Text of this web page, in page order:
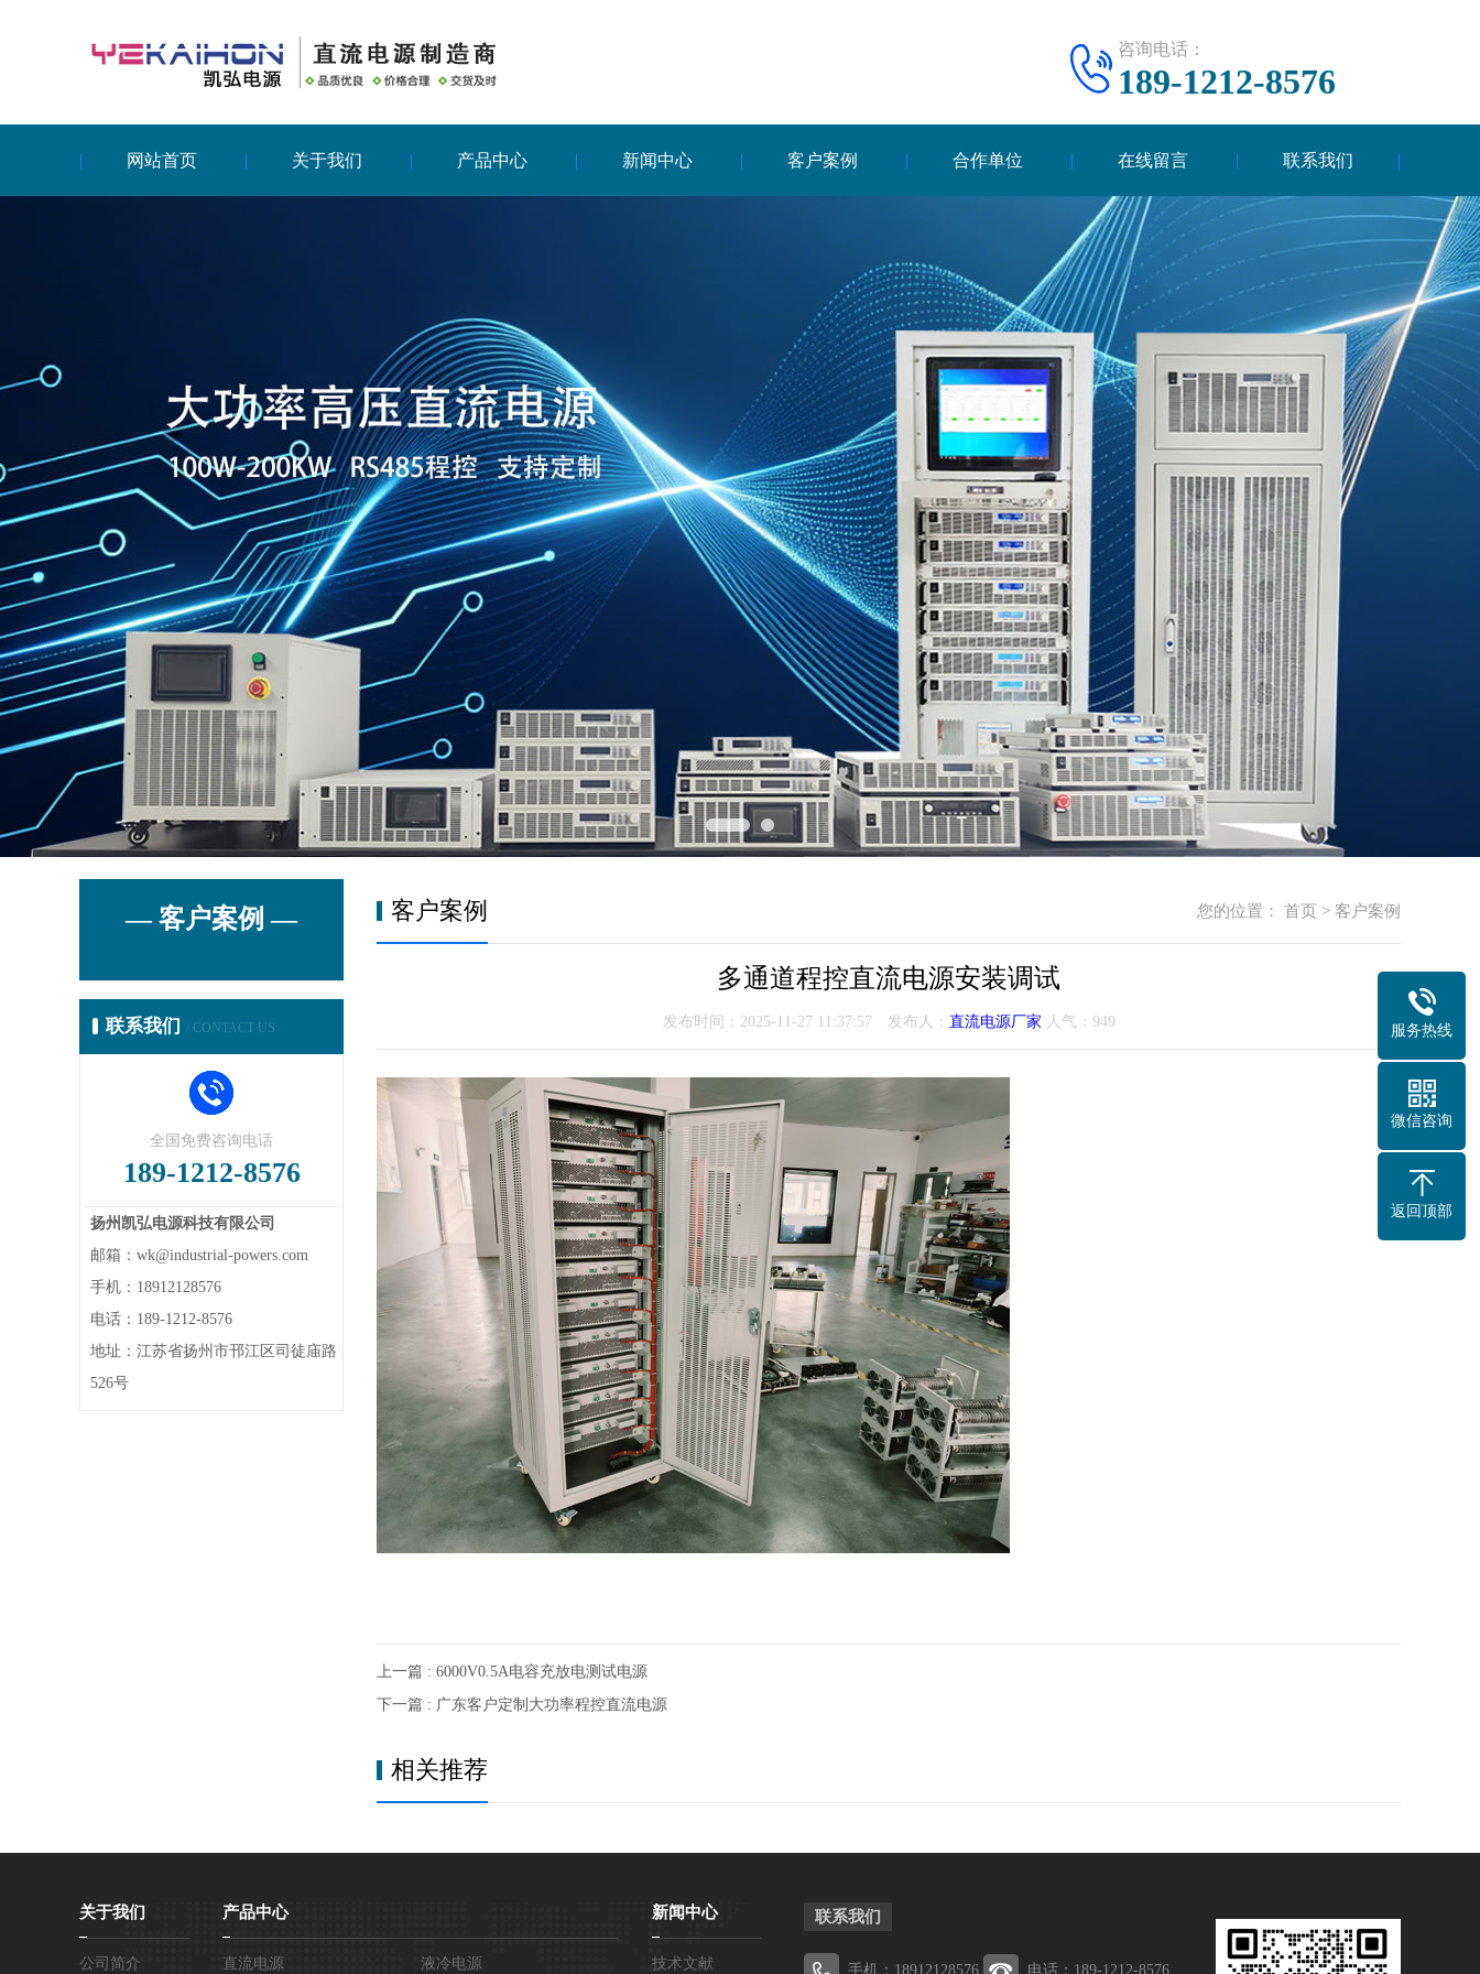
咨询电话：
189-1212-8576
网站首页 关于我们 产品中心 新闻中心 客户案例 合作单位 在线留言 联系我们
— 客户案例 —
联系我们 / CONTACT US
全国免费咨询电话
189-1212-8576
扬州凯弘电源科技有限公司
邮箱：wk@industrial-powers.com
手机：18912128576
电话：189-1212-8576
地址：江苏省扬州市邗江区司徒庙路
526号
您的位置： 首页 > 客户案例
客户案例
多通道程控直流电源安装调试
发布时间：2025-11-27 11:37:57 发布人： 直流电源厂家 人气： 949
上一篇 : 6000V0.5A电容充放电测试电源
下一篇 : 广东客户定制大功率程控直流电源
相关推荐
关于我们
公司简介
产品中心
直流电源 液冷电源
新闻中心
技术文献
联系我们
手机：18912128576 电话：189-1212-8576
服务热线
微信咨询
返回顶部